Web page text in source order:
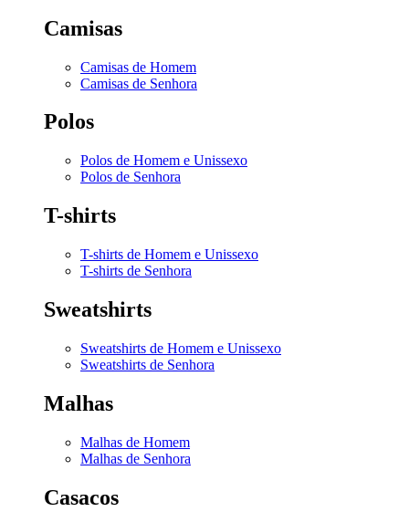
Camisas
Camisas de Homem
Camisas de Senhora
Polos
Polos de Homem e Unissexo
Polos de Senhora
T-shirts
T-shirts de Homem e Unissexo
T-shirts de Senhora
Sweatshirts
Sweatshirts de Homem e Unissexo
Sweatshirts de Senhora
Malhas
Malhas de Homem
Malhas de Senhora
Casacos